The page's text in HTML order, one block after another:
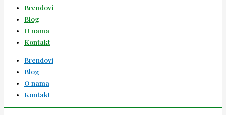
Brendovi
Blog
O nama
Kontakt
Brendovi
Blog
O nama
Kontakt